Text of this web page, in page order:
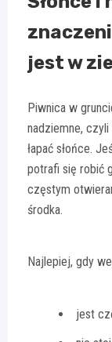
jest w
Piwnica w
nadziemne,
łapać słońce.
potrafi się robić
częstym
środka.
Najlepiej, gdy
jest